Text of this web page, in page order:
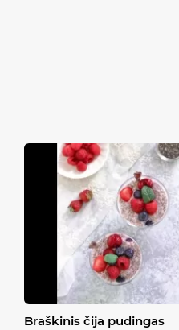
Braškinis čija pudingas